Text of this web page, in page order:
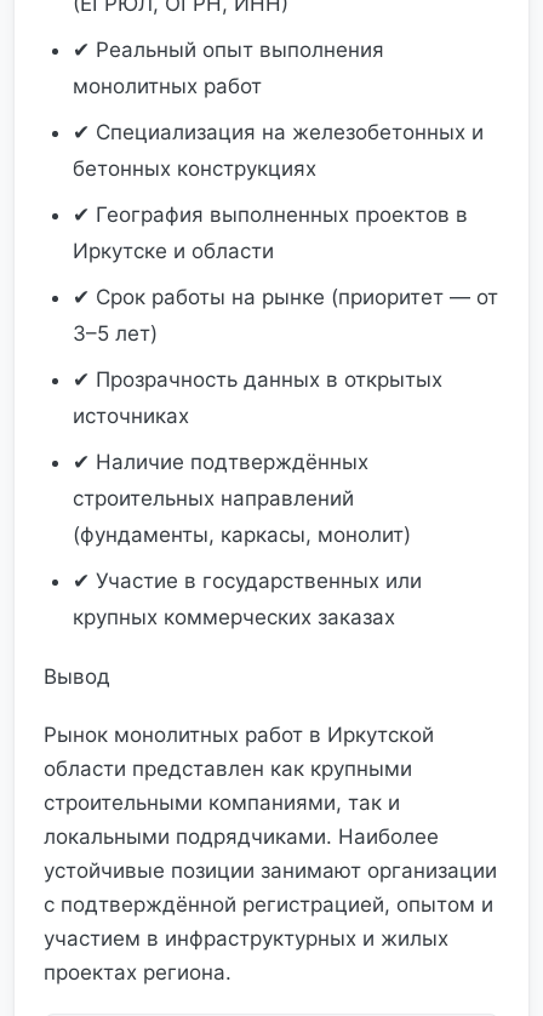
✔ Реальный опыт выполнения
монолитных работ
✔ Специализация на железобетонных и
бетонных конструкциях
✔ География выполненных проектов в
Иркутске и области
✔ Срок работы на рынке (приоритет — от
3–5 лет)
✔ Прозрачность данных в открытых
источниках
✔ Наличие подтверждённых
строительных направлений
(фундаменты, каркасы, монолит)
✔ Участие в государственных или
крупных коммерческих заказах
Вывод
Рынок монолитных работ в Иркутской
области представлен как крупными
строительными компаниями, так и
локальными подрядчиками. Наиболее
устойчивые позиции занимают организации
с подтверждённой регистрацией, опытом и
участием в инфраструктурных и жилых
проектах региона.